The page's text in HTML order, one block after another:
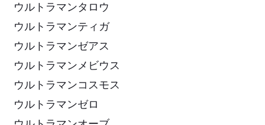
ウルトラマンタロウ
ウルトラマンティガ
ウルトラマンゼアス
ウルトラマンメビウス
ウルトラマンコスモス
ウルトラマンゼロ